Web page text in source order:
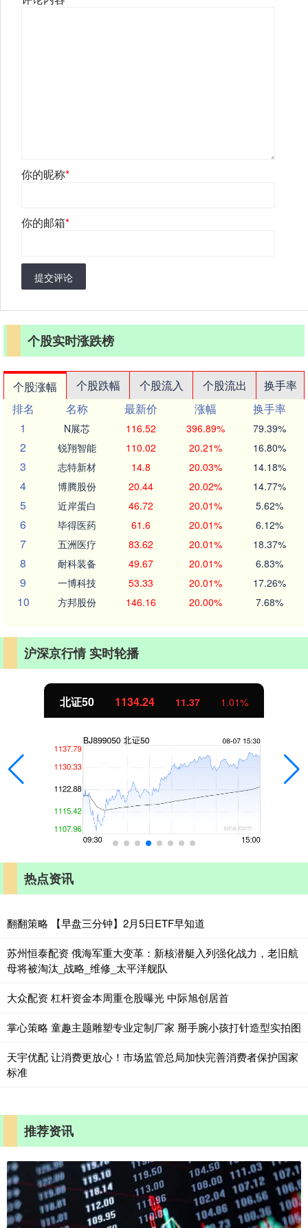
你的昵称*
你的邮箱*
提交评论
个股实时涨跌榜
个股涨幅 个股跌幅 个股流入 个股流出
换手率
排名
名称 最新价 涨幅
换手率
1
N展芯 116.52 396.89% 79.39%
2 锐翔智能 110.02 20.21% 16.80%
3 志特新材 14.8 20.03% 14.18%
4 博腾股份 20.44 20.02% 14.77%
5 近岸蛋白 46.72 20.01% 5.62%
6 毕得医药 61.6 20.01% 6.12%
7 五洲医疗 83.62 20.01% 18.37%
8 耐科装备 49.67 20.01% 6.83%
9 一博科技 53.33 20.01% 17.26%
10 方邦股份 146.16 20.00% 7.68%
沪深京行情 实时轮播
北证50 1134.24 11.37 1.01%
热点资讯
翻翻策略 【早盘三分钟】2月5日ETF早知道
苏州恒泰配资 俄海军重大变革：新核潜艇入列强化战力，老旧航
母将被淘汰_战略_维修_太平洋舰队
大众配资 杠杆资金本周重仓股曝光 中际旭创居首
掌心策略 童趣主题雕塑专业定制厂家 掰手腕小孩打针造型实拍图
天宇优配 让消费更放心！市场监管总局加快完善消费者保护国家
标准
推荐资讯